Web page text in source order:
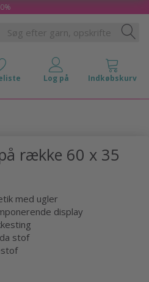
række 60 x 35
med ugler
display
stof